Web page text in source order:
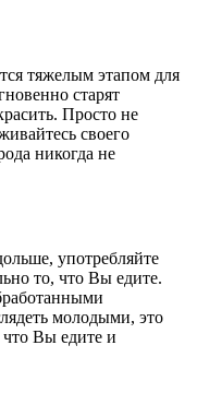
тяжелым этапом для
старят
Просто не
своего
никогда не
употребляйте
то, что Вы едите.
молодыми, это
что Вы едите и